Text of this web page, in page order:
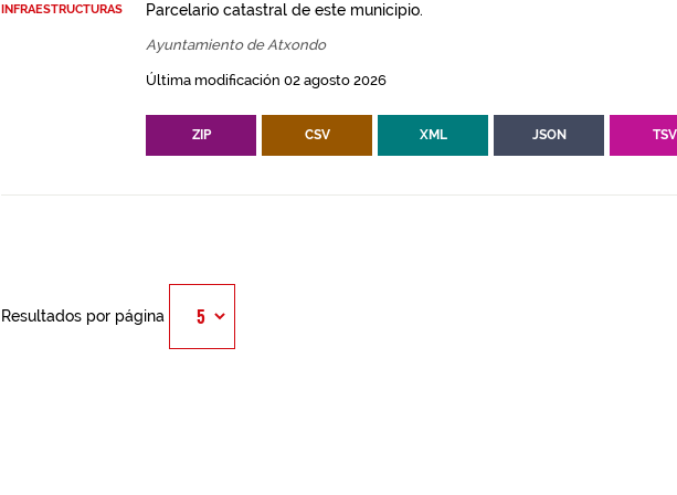
INFRAESTRUCTURAS
Parcelario catastral de este municipio.
Ayuntamiento de Atxondo
Última modificación 02 agosto 2026
ZIP CSV XML JSON TSV
Resultados por página